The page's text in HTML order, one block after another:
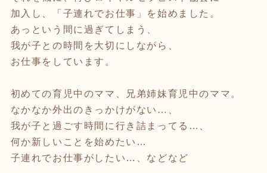
加入し、「子連れでお仕事」を始めました。
あっという間に過ぎてしまう、
我が子との時間を大切にしながら、
お仕事をしています。
初めての育児中のママ、兄弟姉妹育児中のママ。
なかなか外出のきっかけがない…、
我が子と過ごす時間に行き詰まってる…、
何か新しいことを始めたい…
子連れでお仕事がしたい…、などなど